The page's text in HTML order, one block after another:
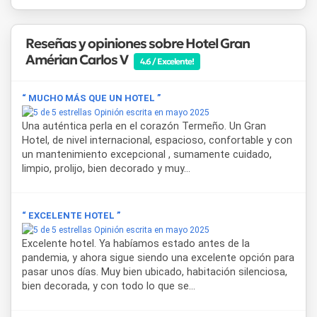
Santiago del Estero, ubicado a solo 3 km, el Aeropuerto
Matienzo de Tucumán a 90 km. Esta localización permite
combinar descanso termal con actividades recreativas y
Reseñas y opiniones sobre Hotel Gran
Amérian Carlos V
4.6 / Excelente!
“ MUCHO MÁS QUE UN HOTEL ”
Opinión escrita en mayo 2025
Una auténtica perla en el corazón Termeño. Un Gran
Hotel, de nivel internacional, espacioso, confortable y con
un mantenimiento excepcional , sumamente cuidado,
limpio, prolijo, bien decorado y muy...
“ EXCELENTE HOTEL ”
Opinión escrita en mayo 2025
Excelente hotel. Ya habíamos estado antes de la
pandemia, y ahora sigue siendo una excelente opción para
pasar unos días. Muy bien ubicado, habitación silenciosa,
bien decorada, y con todo lo que se...